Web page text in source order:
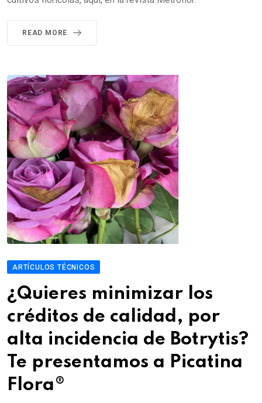
READ MORE
ARTÍCULOS TÉCNICOS
¿Quieres minimizar los
créditos de calidad, por
alta incidencia de Botrytis?
Te presentamos a Picatina
Flora®